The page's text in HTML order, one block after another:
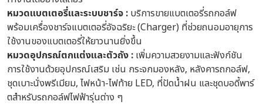
หมวดแบตเตอรี่และระบบชาร์จ : บริการขายแบตเตอรี่รถกอล์ฟ
พร้อมเครื่องชาร์จแบตเตอรี่อัจฉริยะ (Charger) ที่ช่วยถนอมอายุการ
ใช้งานของแบตเตอรี่ให้ยาวนานยิ่งขึ้น
หมวดอุปกรณ์ตกแต่งและตัวถัง : เพิ่มความสวยงามและฟังก์ชัน
การใช้งานด้วยอุปกรณ์เสริม เช่น กระจกมองหลัง, หลังคารถกอล์ฟ,
ชุดเบาะนั่งพรีเมียม, ไฟหน้า-ไฟท้าย LED, ที่ปัดน้ำฝน และชุดบอดี้พาร์
ตสำหรับรถกอล์ฟไฟฟ้ารุ่นต่าง ๆ